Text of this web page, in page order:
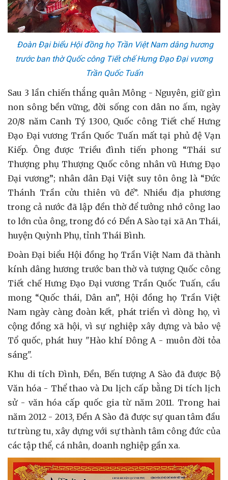
Đoàn Đại biểu Hội đồng họ Trần Việt Nam dâng hương
trước ban thờ Quốc công Tiết chế Hưng Đạo Đại vương
Trần Quốc Tuấn
Sau 3 lần chiến thắng quân Mông - Nguyên, giữ gìn
non sông bền vững, đời sống con dân no ấm, ngày
20/8 năm Canh Tý 1300, Quốc công Tiết chế Hưng
Đạo Đại vương Trần Quốc Tuấn mất tại phủ đệ Vạn
Kiếp. Ông được Triều đình tiến phong “Thái sư
Thượng phụ Thượng Quốc công nhân vũ Hưng Đạo
Đại vương”; nhân dân Đại Việt suy tôn ông là “Đức
Thánh Trần cửu thiên vũ đế”. Nhiều địa phương
trong cả nước đã lập đền thờ để tưởng nhớ công lao
to lớn của ông, trong đó có Đền A Sào tại xã An Thái,
huyện Quỳnh Phụ, tỉnh Thái Bình.
Đoàn Đại biểu Hội đồng họ Trần Việt Nam đã thành
kính dâng hương trước ban thờ và tượng Quốc công
Tiết chế Hưng Đạo Đại vương Trần Quốc Tuấn, cầu
mong “Quốc thái, Dân an”, Hội đồng họ Trần Việt
Nam ngày càng đoàn kết, phát triển vì dòng họ, vì
cộng đồng xã hội, vì sự nghiệp xây dựng và bảo vệ
Tổ quốc, phát huy "Hào khí Đông A - muôn đời tỏa
sáng".
Khu di tích Đình, Đền, Bến tượng A Sào đã được Bộ
Văn hóa - Thể thao và Du lịch cấp bằng Di tích lịch
sử - văn hóa cấp quốc gia từ năm 2011. Trong hai
năm 2012 - 2013, Đền A Sào đã được sự quan tâm đầu
tư trùng tu, xây dựng với sự thành tâm công đức của
các tập thể, cá nhân, doanh nghiệp gần xa.